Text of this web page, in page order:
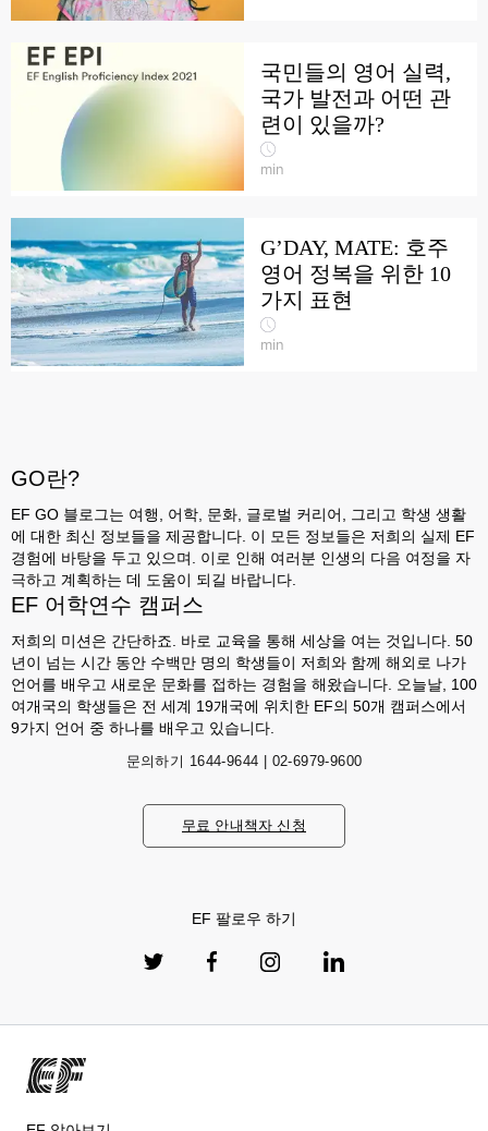
국민들의 영어 실력,
국가 발전과 어떤 관
련이 있을까?
min
G’DAY, MATE: 호주
영어 정복을 위한 10
가지 표현
min
GO란?
EF GO 블로그는 여행, 어학, 문화, 글로벌 커리어, 그리고 학생 생활
에 대한 최신 정보들을 제공합니다. 이 모든 정보들은 저희의 실제 EF
경험에 바탕을 두고 있으며. 이로 인해 여러분 인생의 다음 여정을 자
극하고 계획하는 데 도움이 되길 바랍니다.
EF 어학연수 캠퍼스
저희의 미션은 간단하죠. 바로 교육을 통해 세상을 여는 것입니다. 50
년이 넘는 시간 동안 수백만 명의 학생들이 저희와 함께 해외로 나가
언어를 배우고 새로운 문화를 접하는 경험을 해왔습니다. 오늘날, 100
여개국의 학생들은 전 세계 19개국에 위치한 EF의 50개 캠퍼스에서
9가지 언어 중 하나를 배우고 있습니다.
문의하기 1644-9644 | 02-6979-9600
무료 안내책자 신청
EF 팔로우 하기